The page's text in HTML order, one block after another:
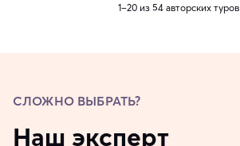
1–20 из 54 авторских туров
СЛОЖНО ВЫБРАТЬ?
Наш эксперт